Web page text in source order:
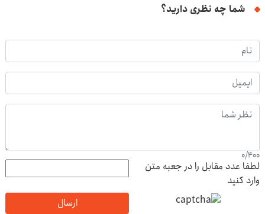
شما چه نظری دارید؟
0/400
لطفا عدد مقابل را در جعبه متن
وارد کنید
ارسال